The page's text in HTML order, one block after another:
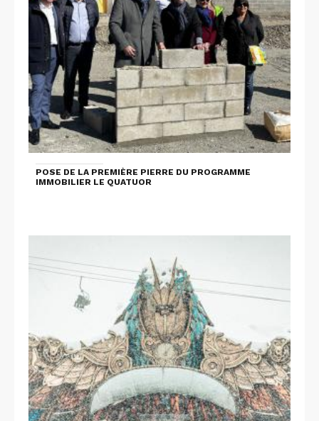
POSE DE LA PREMIÈRE PIERRE DU PROGRAMME
IMMOBILIER LE QUATUOR